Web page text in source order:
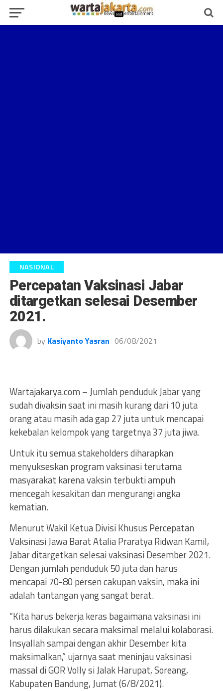
NASIONAL
Percepatan Vaksinasi Jabar
ditargetkan selesai Desember
2021.
by Kasiyanto Yasran 06/08/2021
Wartajakarya.com – Jumlah penduduk Jabar yang
sudah divaksin saat ini masih kurang dari 10 juta
orang atau masih ada gap 27 juta untuk mencapai
kekebalan kelompok yang targetnya 37 juta jiwa.
Untuk itu semua stakeholders diharapkan
menyukseskan program vaksinasi terutama
masyarakat karena vaksin terbukti ampuh
mencegah kesakitan dan mengurangi angka
kematian.
Menurut Wakil Ketua Divisi Khusus Percepatan
Vaksinasi Jawa Barat Atalia Praratya Ridwan Kamil,
Jabar ditargetkan selesai vaksinasi Desember 2021.
Dengan jumlah penduduk 50 juta dan harus
mencapai 70-80 persen cakupan vaksin, maka ini
adalah tantangan yang sangat berat.
“Kita harus bekerja keras bagaimana vaksinasi ini
harus dilakukan secara maksimal melalui kolaborasi.
Insyallah sampai dengan akhir Desember kita
maksimalkan,” ujarnya saat meninjau vaksinasi
massal di GOR Volly si Jalak Harupat, Soreang,
Kabupaten Bandung, Jumat (6/8/2021).